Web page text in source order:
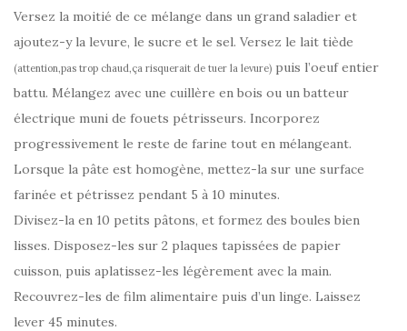
Versez la moitié de ce mélange dans un grand saladier et
ajoutez-y la levure, le sucre et le sel. Versez le lait tiède
(attention,pas trop chaud,ça risquerait de tuer la levure) puis l’oeuf entier
battu. Mélangez avec une cuillère en bois ou un batteur
électrique muni de fouets pétrisseurs. Incorporez
progressivement le reste de farine tout en mélangeant.
Lorsque la pâte est homogène, mettez-la sur une surface
farinée et pétrissez pendant 5 à 10 minutes.
Divisez-la en 10 petits pâtons, et formez des boules bien
lisses. Disposez-les sur 2 plaques tapissées de papier
cuisson, puis aplatissez-les légèrement avec la main.
Recouvrez-les de film alimentaire puis d’un linge. Laissez
lever 45 minutes.